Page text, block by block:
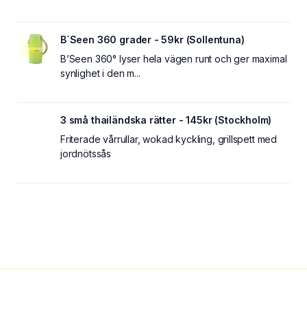
B´Seen 360 grader - 59kr (Sollentuna)
B’Seen 360° lyser hela vägen runt och ger maximal
synlighet i den m...
3 små thailändska rätter - 145kr (Stockholm)
Friterade vårrullar, wokad kyckling, grillspett med
jordnötssås